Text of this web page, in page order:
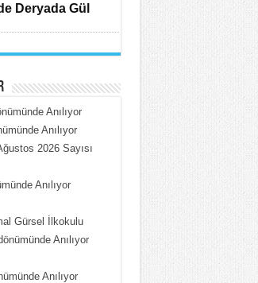
Deryada Gül
Maskeler...
Anılıyor
Anılıyor
2026 Sayısı
Anılıyor
Gürsel İlkokulu
Anılıyor
Anılıyor